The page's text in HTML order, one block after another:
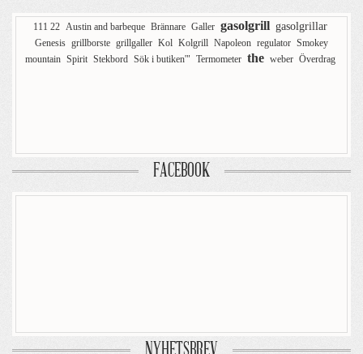
111 22 Austin and barbeque Brännare Galler gasolgrill gasolgrillar
Genesis grillborste grillgaller Kol Kolgrill Napoleon regulator Smokey
mountain Spirit Stekbord Sök i butiken'" Termometer the weber Överdrag
FACEBOOK